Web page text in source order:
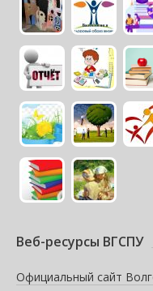
Веб-ресурсы ВГСПУ
Официальный сайт